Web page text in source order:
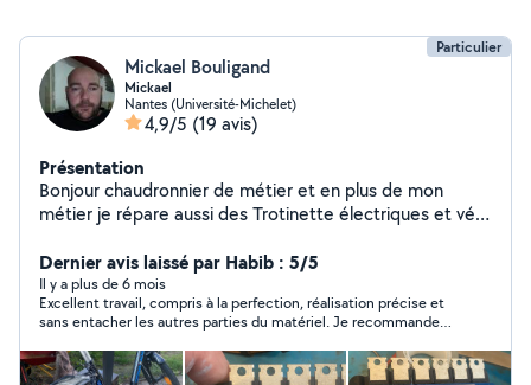
Particulier
Mickael Bouligand
Mickael
Nantes (Université-Michelet)
4,9/5 (19 avis)
Présentation
Bonjour chaudronnier de métier et en plus de mon
métier je répare aussi des Trotinette électriques et vélo
Dernier avis laissé par Habib : 5/5
Il y a plus de 6 mois
Excellent travail, compris à la perfection, réalisation précise et
sans entacher les autres parties du matériel. Je recommande